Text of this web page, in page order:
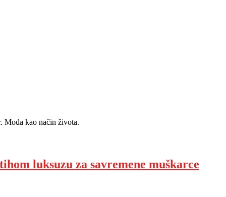
Moda kao način života.
luksuzu za savremene muškarce